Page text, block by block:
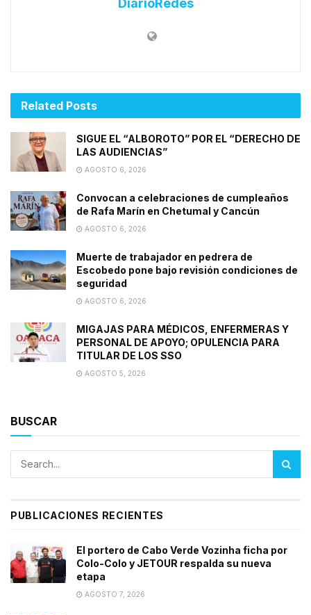
DiarioRedes
Related Posts
SIGUE EL “ALBOROTO” POR EL “DERECHO DE
LAS AUDIENCIAS”
AGOSTO 6, 2026
Convocan a celebraciones de cumpleaños
de Rafa Marín en Chetumal y Cancún
AGOSTO 6, 2026
Muerte de trabajador en pedrera de
Escobedo pone bajo revisión condiciones de
seguridad
AGOSTO 6, 2026
MIGAJAS PARA MÉDICOS, ENFERMERAS Y
PERSONAL DE APOYO; OPULENCIA PARA
TITULAR DE LOS SSO
AGOSTO 5, 2026
BUSCAR
PUBLICACIONES RECIENTES
El portero de Cabo Verde Vozinha ficha por
Colo-Colo y JETOUR respalda su nueva
etapa
AGOSTO 7, 2026